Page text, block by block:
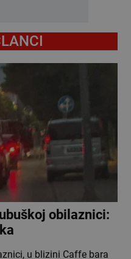
obilaznici:
u blizini Caffe bara